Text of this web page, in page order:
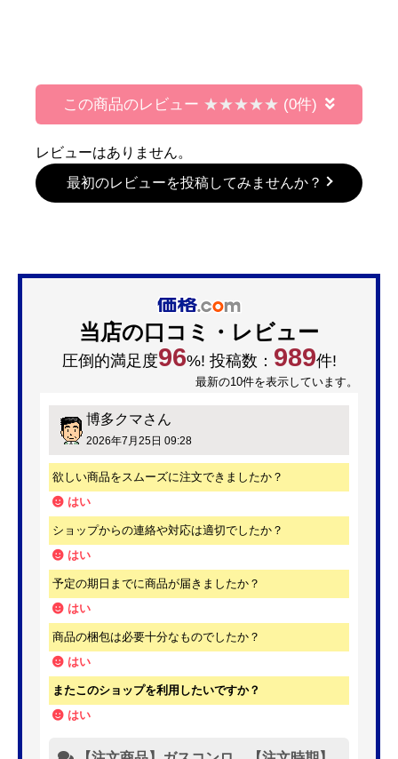
この商品のレビュー (0件)
レビューはありません。
最初のレビューを投稿してみませんか？
当店の口コミ・レビュー
圧倒的満足度96%! 投稿数： 989件!
最新の10件を表示しています。
博多クマさん
2026年7月25日 09:28
欲しい商品をスムーズに注文できましたか？
はい
ショップからの連絡や対応は適切でしたか？
はい
予定の期日までに商品が届きましたか？
はい
商品の梱包は必要十分なものでしたか？
はい
またこのショップを利用したいですか？
はい